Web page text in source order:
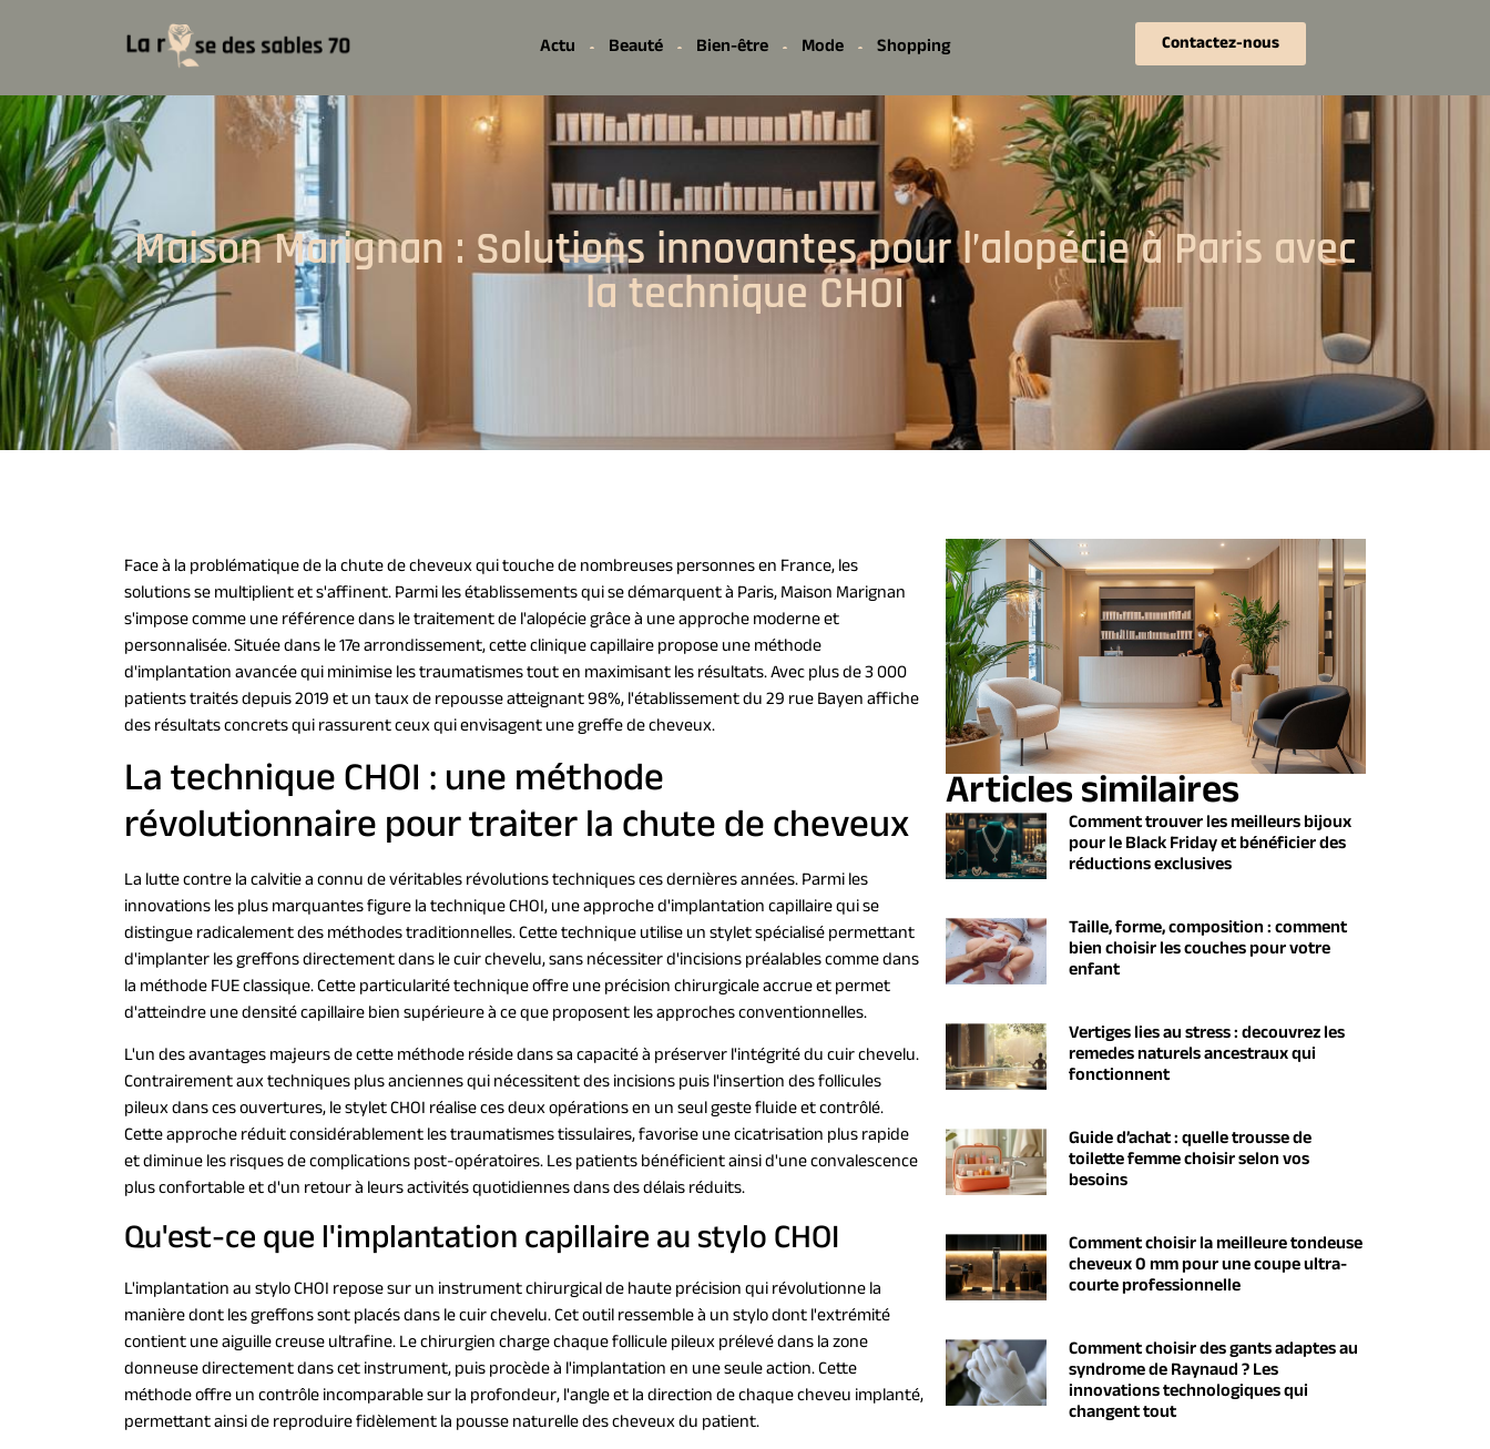
Actu Beauté Bien-être Mode Shopping Contactez-nous
Maison Marignan : Solutions innovantes pour l’alopécie à Paris avec
la technique CHOI
Face à la problématique de la chute de cheveux qui touche de nombreuses personnes en France, les
solutions se multiplient et s'affinent. Parmi les établissements qui se démarquent à Paris, Maison Marignan
s'impose comme une référence dans le traitement de l'alopécie grâce à une approche moderne et
personnalisée. Située dans le 17e arrondissement, cette clinique capillaire propose une méthode
d'implantation avancée qui minimise les traumatismes tout en maximisant les résultats. Avec plus de 3 000
patients traités depuis 2019 et un taux de repousse atteignant 98%, l'établissement du 29 rue Bayen affiche
des résultats concrets qui rassurent ceux qui envisagent une greffe de cheveux.
La technique CHOI : une méthode
révolutionnaire pour traiter la chute de cheveux
La lutte contre la calvitie a connu de véritables révolutions techniques ces dernières années. Parmi les
innovations les plus marquantes figure la technique CHOI, une approche d'implantation capillaire qui se
distingue radicalement des méthodes traditionnelles. Cette technique utilise un stylet spécialisé permettant
d'implanter les greffons directement dans le cuir chevelu, sans nécessiter d'incisions préalables comme dans
la méthode FUE classique. Cette particularité technique offre une précision chirurgicale accrue et permet
d'atteindre une densité capillaire bien supérieure à ce que proposent les approches conventionnelles.
L'un des avantages majeurs de cette méthode réside dans sa capacité à préserver l'intégrité du cuir chevelu.
Contrairement aux techniques plus anciennes qui nécessitent des incisions puis l'insertion des follicules
pileux dans ces ouvertures, le stylet CHOI réalise ces deux opérations en un seul geste fluide et contrôlé.
Cette approche réduit considérablement les traumatismes tissulaires, favorise une cicatrisation plus rapide
et diminue les risques de complications post-opératoires. Les patients bénéficient ainsi d'une convalescence
plus confortable et d'un retour à leurs activités quotidiennes dans des délais réduits.
Qu'est-ce que l'implantation capillaire au stylo CHOI
L'implantation au stylo CHOI repose sur un instrument chirurgical de haute précision qui révolutionne la
manière dont les greffons sont placés dans le cuir chevelu. Cet outil ressemble à un stylo dont l'extrémité
contient une aiguille creuse ultrafine. Le chirurgien charge chaque follicule pileux prélevé dans la zone
donneuse directement dans cet instrument, puis procède à l'implantation en une seule action. Cette
méthode offre un contrôle incomparable sur la profondeur, l'angle et la direction de chaque cheveu implanté,
permettant ainsi de reproduire fidèlement la pousse naturelle des cheveux du patient.
Articles similaires
Comment trouver les meilleurs bijoux
pour le Black Friday et bénéficier des
réductions exclusives
Taille, forme, composition : comment
bien choisir les couches pour votre
enfant
Vertiges lies au stress : decouvrez les
remedes naturels ancestraux qui
fonctionnent
Guide d’achat : quelle trousse de
toilette femme choisir selon vos
besoins
Comment choisir la meilleure tondeuse
cheveux 0 mm pour une coupe ultra-
courte professionnelle
Comment choisir des gants adaptes au
syndrome de Raynaud ? Les
innovations technologiques qui
changent tout